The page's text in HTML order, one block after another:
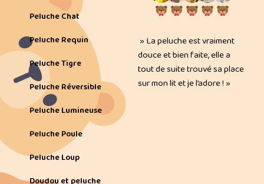
Peluche Chat
Peluche Requin
Peluche Tigre
Peluche Réversible
Peluche Lumineuse
Peluche Poule
Peluche Loup
Doudou et peluche
» La peluche est vraiment
douce et bien faite, elle a
tout de suite trouvé sa place
sur mon lit et je l’adore ! »